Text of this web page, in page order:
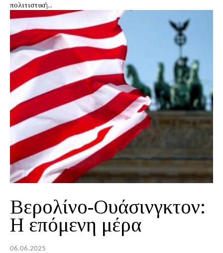
πολιτιστική...
Βερολίνο-Ουάσινγκτον:
Η επόμενη μέρα
06.06.2025